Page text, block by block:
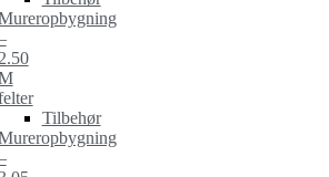
2.50
Tilbehør